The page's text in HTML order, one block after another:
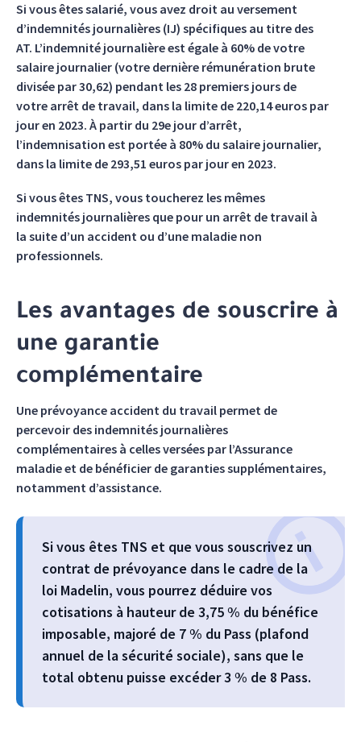
Si vous êtes salarié, vous avez droit au versement
d’indemnités journalières (IJ) spécifiques au titre des
AT. L’indemnité journalière est égale à 60% de votre
salaire journalier (votre dernière rémunération brute
divisée par 30,62) pendant les 28 premiers jours de
votre arrêt de travail, dans la limite de 220,14 euros par
jour en 2023. À partir du 29e jour d’arrêt,
l’indemnisation est portée à 80% du salaire journalier,
dans la limite de 293,51 euros par jour en 2023.
Si vous êtes TNS, vous toucherez les mêmes
indemnités journalières que pour un arrêt de travail à
la suite d’un accident ou d’une maladie non
professionnels.
Les avantages de souscrire à
une garantie
complémentaire
Une prévoyance accident du travail permet de
percevoir des indemnités journalières
complémentaires à celles versées par l’Assurance
maladie et de bénéficier de garanties supplémentaires,
notamment d’assistance.
Si vous êtes TNS et que vous souscrivez un
contrat de prévoyance dans le cadre de la
loi Madelin, vous pourrez déduire vos
cotisations à hauteur de 3,75 % du bénéfice
imposable, majoré de 7 % du Pass (plafond
annuel de la sécurité sociale), sans que le
total obtenu puisse excéder 3 % de 8 Pass.